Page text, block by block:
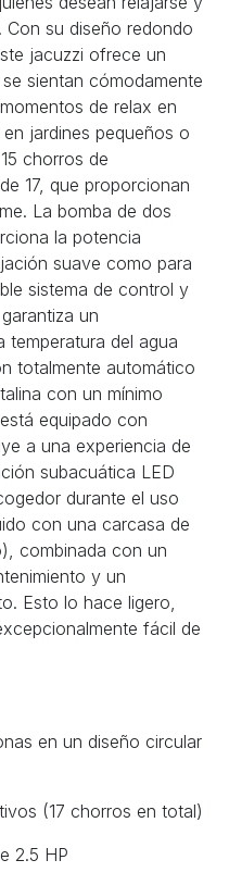
su diseño redondo
jacuzzi ofrece un
sientan cómodamente
de relax en
jardines pequeños o
chorros de
17, que proporcionan
La bomba de dos
la potencia
suave como para
sistema de control y
un
temperatura del agua
totalmente automático
con un mínimo
equipado con
a una experiencia de
subacuática LED
durante el uso
con una carcasa de
combinada con un
y un
Esto lo hace ligero,
fácil de
en un diseño circular
(17 chorros en total)
2.5 HP